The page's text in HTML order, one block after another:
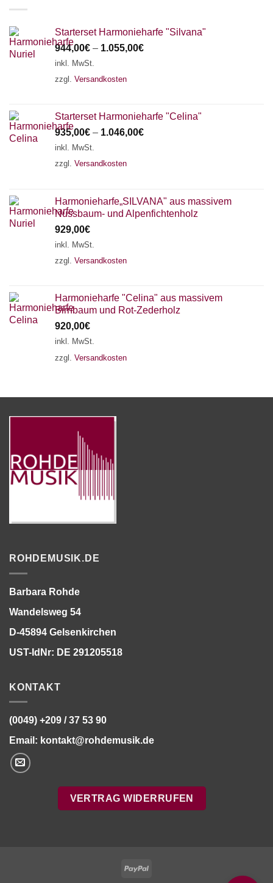
Starterset Harmonieharfe "Silvana"
944,00€ – 1.055,00€
inkl. MwSt.
zzgl. Versandkosten
Starterset Harmonieharfe "Celina"
935,00€ – 1.046,00€
inkl. MwSt.
zzgl. Versandkosten
Harmonieharfe„SILVANA" aus massivem
Nussbaum- und Alpenfichtenholz
929,00€
inkl. MwSt.
zzgl. Versandkosten
Harmonieharfe "Celina" aus massivem
Birnbaum und Rot-Zederholz
920,00€
inkl. MwSt.
zzgl. Versandkosten
ROHDEMUSIK.DE
Barbara Rohde
Wandelsweg 54
D-45894 Gelsenkirchen
UST-IdNr: DE 291205518
KONTAKT
(0049) +209 / 37 53 90
Email: kontakt@rohdemusik.de
VERTRAG WIDERRUFEN
PayPal